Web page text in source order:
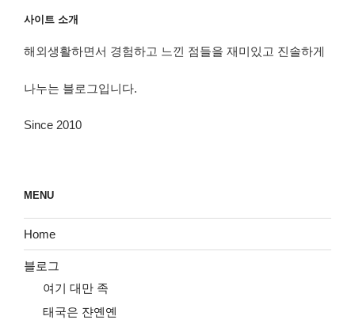
사이트 소개
해외생활하면서 경험하고 느낀 점들을 재미있고 진솔하게
나누는 블로그입니다.
Since 2010
MENU
Home
블로그
여기 대만 족
태국은 쟌옌옌